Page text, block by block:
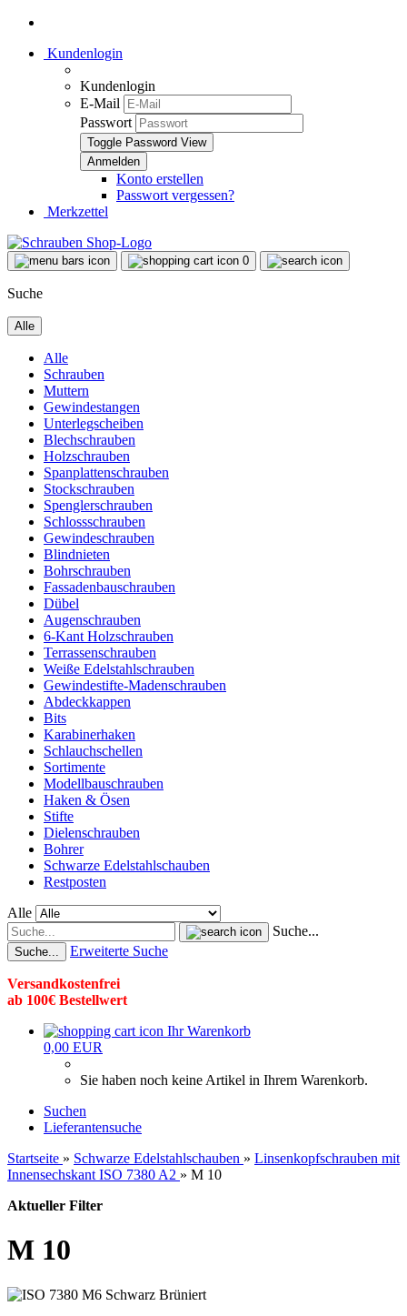
Kundenlogin
Kundenlogin
E-Mail
Passwort
Toggle Password View
Konto erstellen
Passwort vergessen?
Merkzettel
0
Suche
Alle
Alle
Schrauben
Muttern
Gewindestangen
Unterlegscheiben
Blechschrauben
Holzschrauben
Spanplattenschrauben
Stockschrauben
Spenglerschrauben
Schlossschrauben
Gewindeschrauben
Blindnieten
Bohrschrauben
Fassadenbauschrauben
Dübel
Augenschrauben
6-Kant Holzschrauben
Terrassenschrauben
Weiße Edelstahlschrauben
Gewindestifte-Madenschrauben
Abdeckkappen
Bits
Karabinerhaken
Schlauchschellen
Sortimente
Modellbauschrauben
Haken & Ösen
Stifte
Dielenschrauben
Bohrer
Schwarze Edelstahlschauben
Restposten
Alle
Suche...
Suche... Erweiterte Suche
Versandkostenfrei
ab 100€ Bestellwert
Ihr Warenkorb
0,00 EUR
Sie haben noch keine Artikel in Ihrem Warenkorb.
Suchen
Lieferantensuche
Startseite » Schwarze Edelstahlschauben » Linsenkopfschrauben mit
Innensechskant ISO 7380 A2 » M 10
Aktueller Filter
M 10